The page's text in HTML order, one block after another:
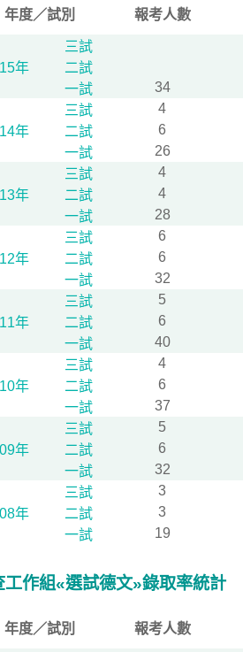
年度／試別 報考人數
年
三試
二試
一試
34
年
三試 4
二試
6
一試
26
年
三試 4
二試
4
一試
28
年
三試 6
二試
6
一試
32
年
三試 5
二試
6
一試
40
年
三試 4
二試
6
一試
37
年
三試 5
二試
6
一試
32
年
三試 3
二試
3
一試
19
工作組«選試德文»錄取率統計
年度／試別 報考人數